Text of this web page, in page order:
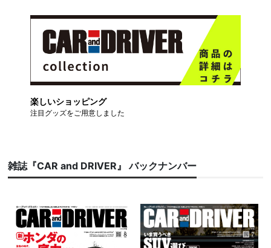
楽しいショッピング
注目グッズをご用意しました
雑誌『CAR and DRIVER』 バックナンバー